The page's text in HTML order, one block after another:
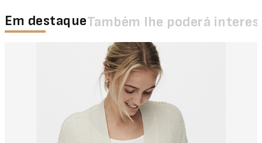
Em destaqueTambém lhe poderá